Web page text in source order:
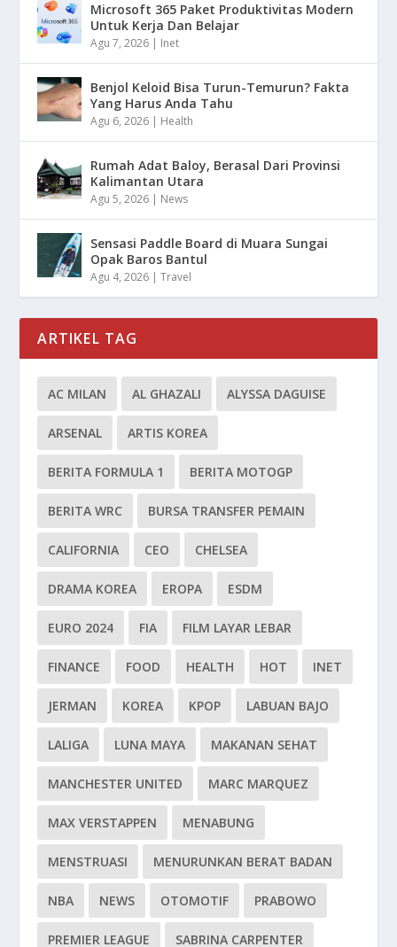
Microsoft 365 Paket Produktivitas Modern
Untuk Kerja Dan Belajar
Agu 7, 2026 | Inet
Benjol Keloid Bisa Turun-Temurun? Fakta
Yang Harus Anda Tahu
Agu 6, 2026 | Health
Rumah Adat Baloy, Berasal Dari Provinsi
Kalimantan Utara
Agu 5, 2026 | News
Sensasi Paddle Board di Muara Sungai
Opak Baros Bantul
Agu 4, 2026 |Travel
ARTIKEL TAG
AC MILAN AL GHAZALI ALYSSA DAGUISE
ARSENAL ARTIS KOREA
BERITA FORMULA 1 BERITA MOTOGP
BERITA WRC BURSA TRANSFER PEMAIN
CALIFORNIA CEO CHELSEA
DRAMA KOREA EROPA ESDM
EURO 2024 FIA FILM LAYAR LEBAR
FINANCE FOOD HEALTH HOT INET
JERMAN KOREA KPOP LABUAN BAJO
LALIGA LUNA MAYA MAKANAN SEHAT
MANCHESTER UNITED MARC MARQUEZ
MAX VERSTAPPEN MENABUNG
MENSTRUASI MENURUNKAN BERAT BADAN
NBA NEWS OTOMOTIF PRABOWO
PREMIER LEAGUE SABRINA CARPENTER